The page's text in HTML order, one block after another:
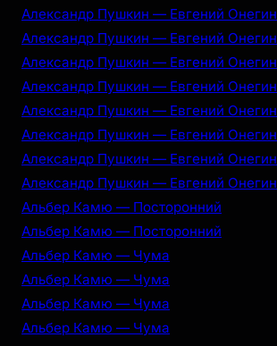
Александр Пушкин — Евгений Онегин
Александр Пушкин — Евгений Онегин
Александр Пушкин — Евгений Онегин
Александр Пушкин — Евгений Онегин
Александр Пушкин — Евгений Онегин
Александр Пушкин — Евгений Онегин
Александр Пушкин — Евгений Онегин
Александр Пушкин — Евгений Онегин
Альбер Камю — Посторонний
Альбер Камю — Посторонний
Альбер Камю — Чума
Альбер Камю — Чума
Альбер Камю — Чума
Альбер Камю — Чума